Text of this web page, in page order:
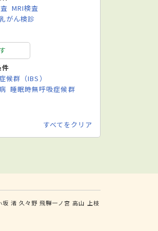
MRI検査
がん検診
件
候群（IBS）
睡眠時無呼吸症候群
すべてをクリア
坂 渚 久々野 飛騨一ノ宮 高山
上枝